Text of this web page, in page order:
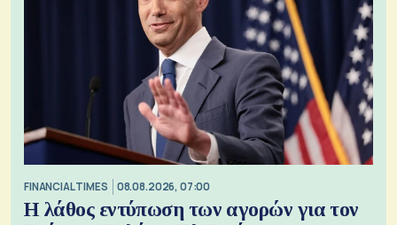
FINANCIAL TIMES 08.08.2026, 07:00
Η λάθος εντύπωση των αγορών για τον